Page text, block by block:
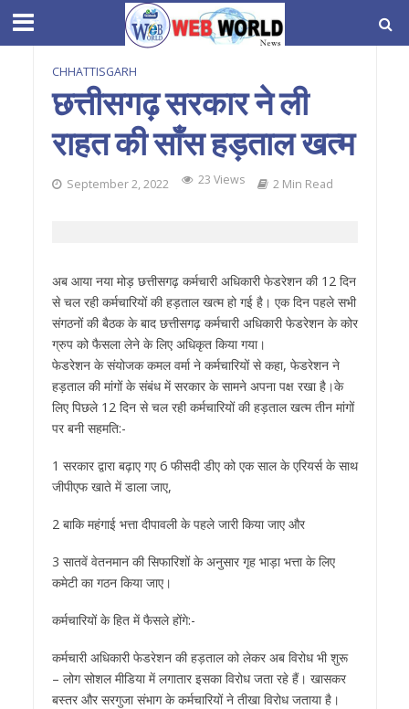
CHHATTISGARH
छत्तीसगढ़ सरकार ने ली
राहत की साँस हड़ताल खत्म
September 2, 2022 23 Views 2 Min Read
अब आया नया मोड़ छत्तीसगढ़ कर्मचारी अधिकारी फेडरेशन की 12 दिन
से चल रही कर्मचारियों की हड़ताल खत्म हो गई है। एक दिन पहले सभी
संगठनों की बैठक के बाद छत्तीसगढ़ कर्मचारी अधिकारी फेडरेशन के कोर
ग्रुप को फैसला लेने के लिए अधिकृत किया गया।
फेडरेशन के संयोजक कमल वर्मा ने कर्मचारियों से कहा, फेडरेशन ने
हड़ताल की मांगों के संबंध में सरकार के सामने अपना पक्ष रखा है।के
लिए पिछले 12 दिन से चल रही कर्मचारियों की हड़ताल खत्म तीन मांगों
पर बनी सहमति:-
1 सरकार द्वारा बढ़ाए गए 6 फीसदी डीए को एक साल के एरियर्स के साथ
जीपीएफ खाते में डाला जाए,
2 बाकि महंगाई भत्ता दीपावली के पहले जारी किया जाए और
3 सातवें वेतनमान की सिफारिशों के अनुसार गृह भाड़ा भत्ता के लिए
कमेटी का गठन किया जाए।
कर्मचारियों के हित में फैसले होंगे:-
कर्मचारी अधिकारी फेडरेशन की हड़ताल को लेकर अब विरोध भी शुरू
– लोग सोशल मीडिया में लगातार इसका विरोध जता रहे हैं। खासकर
बस्तर और सरगुजा संभाग के कर्मचारियों ने तीखा विरोध जताया है।